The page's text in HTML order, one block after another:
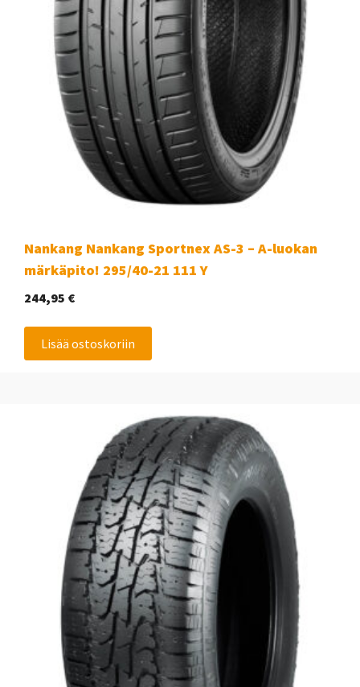
Nankang Nankang Sportnex AS-3 – A-luokan
märkäpito! 295/40-21 111 Y
244,95 €
Lisää ostoskoriin